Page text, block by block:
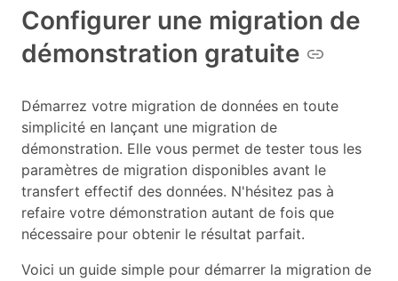
Configurer une migration de
démonstration gratuite
Démarrez votre migration de données en toute
simplicité en lançant une migration de
démonstration. Elle vous permet de tester tous les
paramètres de migration disponibles avant le
transfert effectif des données. N'hésitez pas à
refaire votre démonstration autant de fois que
nécessaire pour obtenir le résultat parfait.
Voici un guide simple pour démarrer la migration de